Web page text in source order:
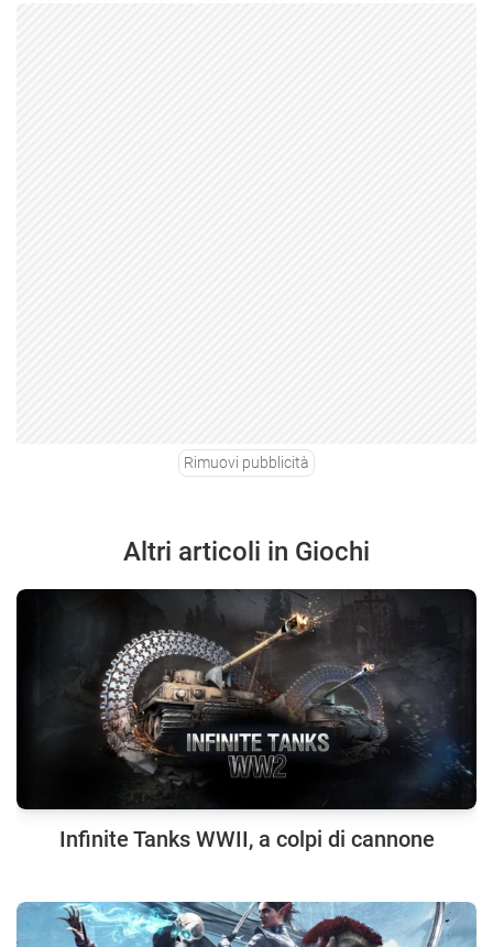
Rimuovi pubblicità
Altri articoli in Giochi
Infinite Tanks WWII, a colpi di cannone